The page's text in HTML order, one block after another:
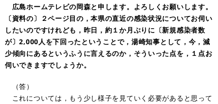
広島ホームテレビの岡森と申します。よろしくお願いします。
〔資料の〕２ページ目の，本県の直近の感染状況についてお伺い
したいのですけれども，昨日，約１か月ぶりに〔新規感染者数
が〕2,000人を下回ったということで，湯崎知事として，今，減
少傾向にあるというふうに言えるのか，そういった点を，１点お
伺いできますでしょうか。
（答）
これについては，もう少し様子を見ていく必要があると思って